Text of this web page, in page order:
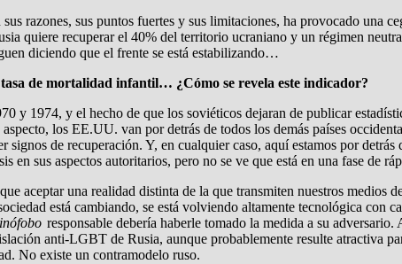
razones, sus puntos fuertes y sus limitaciones, ha provocado una
quiere recuperar el 40% del territorio ucraniano y un régimen
diciendo que el frente se está estabilizando…
de mortalidad infantil… ¿Cómo se revela este indicador?
y 1974, y el hecho de que los soviéticos dejaran de publicar
los EE.UU. van por detrás de todos los demás países
de recuperación. Y, en cualquier caso, aquí estamos por
en sus aspectos autoritarios, pero no se ve que está en una fase de
aceptar una realidad distinta de la que transmiten nuestros medios
está cambiando, se está volviendo altamente tecnológica con
responsable debería haberle tomado la medida a su
anti-LGBT de Rusia, aunque probablemente resulte atractiva
No existe un contramodelo ruso.